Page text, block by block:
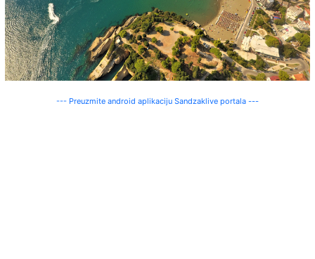
--- Preuzmite android aplikaciju Sandzaklive portala ---